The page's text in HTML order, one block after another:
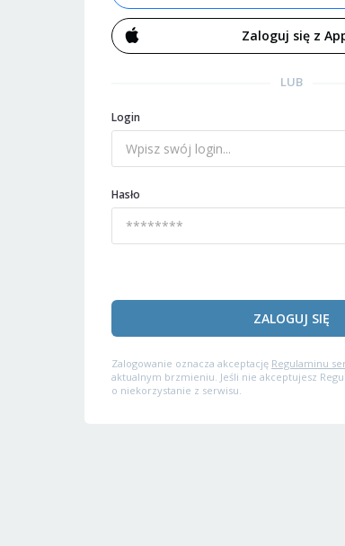
Zaloguj się z
LUB
Login
Hasło
ZALOGUJ SIĘ
Zalogowanie oznacza akceptację Regulaminu
aktualnym brzmieniu. Jeśli nie akceptujesz
o niekorzystanie z serwisu.